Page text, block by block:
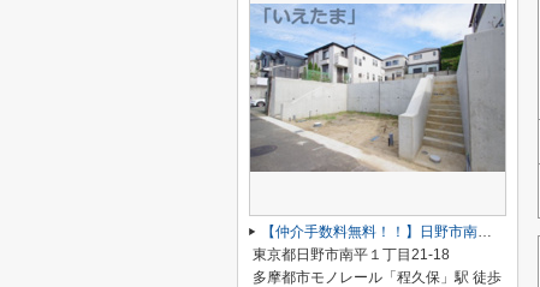
【仲介手数料無料！！】日野市南平1丁目 建築条件無し売地（全2区画）1区画 3180万円
東京都日野市南平１丁目21-18
多摩都市モノレール「程久保」駅 徒歩